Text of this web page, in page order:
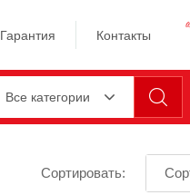
Гарантия Контакты
Все категории
Сортировать: